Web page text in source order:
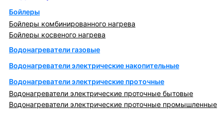
Бойлеры
Бойлеры комбинированного нагрева
Бойлеры косвеного нагрева
Водонагреватели газовые
Водонагреватели электрические накопительные
Водонагреватели электрические проточные
Водонагреватели электрические проточные бытовые
Водонагреватели электрические проточные промышленные